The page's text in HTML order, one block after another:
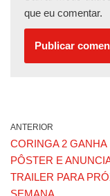
que eu comentar.
ANTERIOR
CORINGA 2 GANHA
PÔSTER E
TRAILER PARA